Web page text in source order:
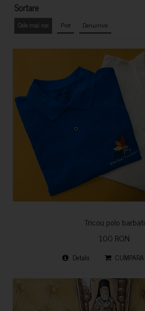
Sortare
Cele mai noi Pret Denumire
Tricou polo barbati
100 RON
Detalii CUMPARA